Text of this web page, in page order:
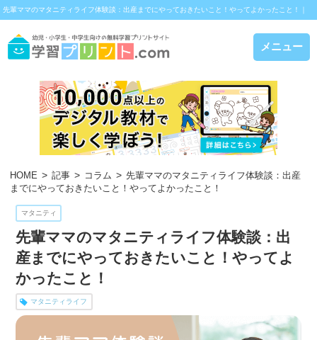
先輩ママのマタニティライフ体験談：出産までにやっておきたいこと！やってよかったこと！｜
メニュー
HOME 記事 コラム
先輩ママのマタニティライフ体験談：出産
までにやっておきたいこと！やってよかったこと！
マタニティ
先輩ママのマタニティライフ体験談：出
産までにやっておきたいこと！やってよ
かったこと！
マタニティライフ